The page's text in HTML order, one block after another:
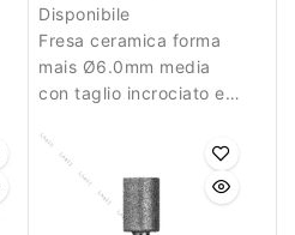
Disponibile
Fresa ceramica forma
mais Ø6.0mm media
con taglio incrociato e
rimozione controllata
del materiale.